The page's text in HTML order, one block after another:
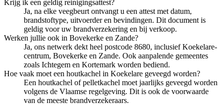
Krijg ik een geldig reinigingsattest?
Ja, na elke veegbeurt ontvangt u een attest met datum,
brandstoftype, uitvoerder en bevindingen. Dit document is
geldig voor uw brandverzekering en bij verkoop.
Werken jullie ook in Bovekerke en Zande?
Ja, ons netwerk dekt heel postcode 8680, inclusief Koekelare-
centrum, Bovekerke en Zande. Ook aanpalende gemeentes
zoals Ichtegem en Kortemark worden bediend.
Hoe vaak moet een houtkachel in Koekelare geveegd worden?
Een houtkachel of pelletkachel moet jaarlijks geveegd worden
volgens de Vlaamse regelgeving. Dit is ook de voorwaarde
van de meeste brandverzekeraars.